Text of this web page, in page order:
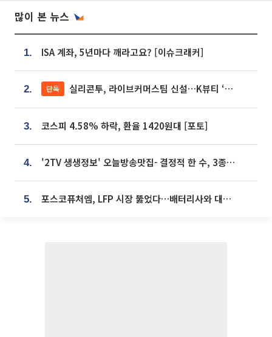
많이 본 뉴스
1. ISA 계좌, 5년마다 깨라고요? [이슈크래커]
2. 단독 실리콘투, 라이브커머스팀 신설…K뷰티 ‘글로벌 판매망’ 확대[K뷰티 라방戰]
3. 코스피 4.58% 하락, 환율 1420원대 [포토]
4. '2TV 생생정보' 오늘방송맛집- 결정적 한 수, 3종 메밀면! 메밀 소바 맛집 '의○○○○'
5. 포스코퓨처엠, LFP 시장 뚫었다…배터리사와 대규모 장기 공급 합의